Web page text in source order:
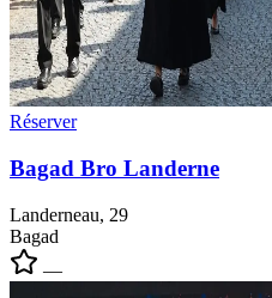
Réserver
Bagad Bro Landerne
Landerneau, 29
Bagad
—